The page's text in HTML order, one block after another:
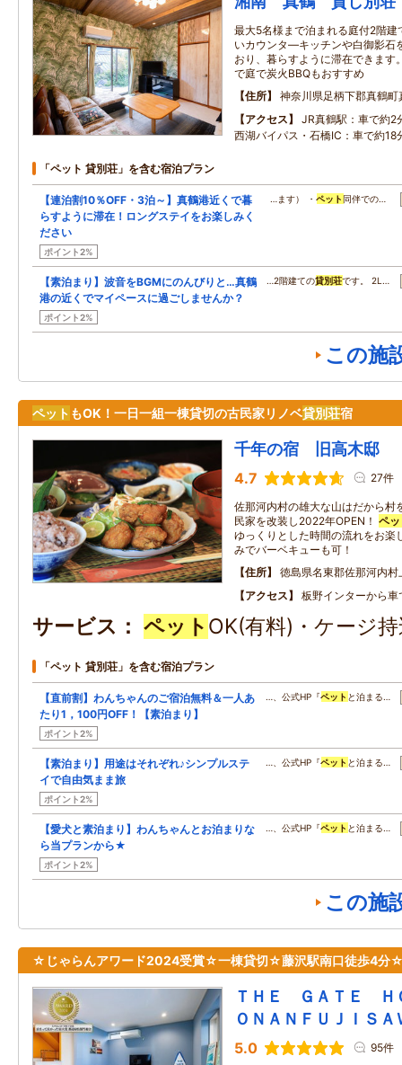
最大5名様まで泊まれる庭付2階建
いカウンタ―キッチンや白御影石
おり、暮らすように滞在できます
で庭で炭火BBQもおすすめ
住所
神奈川県足柄下郡真鶴
アクセス
JR真鶴駅：車で約2
西湖バイパス・石橋IC：車で約18
「ペット 貸別荘」を含む宿泊プラン
【連泊割10％OFF・3泊～】真鶴港近くで暮
らすように滞在！ロングステイをお楽しみく
ださい
ポイント2%
…ます） ・ペット 同伴での…
【素泊まり】波音をBGMにのんびりと…真鶴
港の近くでマイペースに過ごしませんか？
ポイント2%
…2階建ての貸別荘です。 2L…
この施
ペット もOK！一日一組一棟貸切の古民家リノベ貸別荘宿
千年の宿 旧高木邸
4.7 27件
佐那河内村の雄大な山はだから村
民家を改装し2022年OPEN！ ペ
ゆっくりとした時間の流れをお楽
みでバーベキューも可！
住所
徳島県名東郡佐那河内
アクセス
板野インターから
サービス ペット OK(有料)・ケージ
「ペット 貸別荘」を含む宿泊プラン
【直前割】わんちゃんのご宿泊無料＆一人あ
たり1，100円OFF！【素泊まり】
ポイント2%
…、公式HP『ペット と泊まる…
【素泊まり】用途はそれぞれ♪シンプルステ
イで自由気まま旅
ポイント2%
…、公式HP『ペット と泊まる…
【愛犬と素泊まり】わんちゃんとお泊まりな
ら当プランから★
ポイント2%
…、公式HP『ペット と泊まる…
この施
☆じゃらんアワード2024受賞☆一棟貸切☆藤沢駅南口徒歩4分
ＴＨＥ ＧＡＴＥ Ｈ
ＯＮＡＮＦＵＪＩＳＡ
5.0 95件